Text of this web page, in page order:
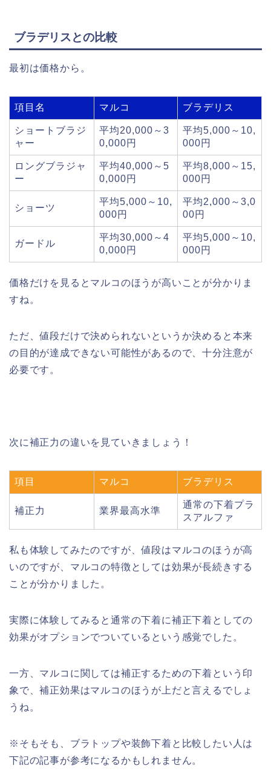
ブラデリスとの比較
最初は価格から。
項目名 マルコ ブラデリス
ショートブラジ
ャー
平均20,000～3
0,000円
平均5,000～10,
000円
ロングブラジャ
ー
平均40,000～5
0,000円
平均8,000～15,
000円
ショーツ
平均5,000～10,
000円
平均2,000～3,0
00円
ガードル
平均30,000～4
0,000円
平均5,000～10,
000円
価格だけを見るとマルコのほうが高いことが分かりま
すね。
ただ、値段だけで決められないというか決めると本来
の目的が達成できない可能性があるので、十分注意が
必要です。
次に補正力の違いを見ていきましょう！
項目 マルコ ブラデリス
補正力 業界最高水準
通常の下着プラ
スアルファ
私も体験してみたのですが、値段はマルコのほうが高
いのですが、マルコの特徴としては効果が長続きする
ことが分かりました。
実際に体験してみると通常の下着に補正下着としての
効果がオプションでついているという感覚でした。
一方、マルコに関しては補正するための下着という印
象で、補正効果はマルコのほうが上だと言えるでしょ
うね。
※そもそも、ブラトップや装飾下着と比較したい人は
下記の記事が参考になるかもしれません。